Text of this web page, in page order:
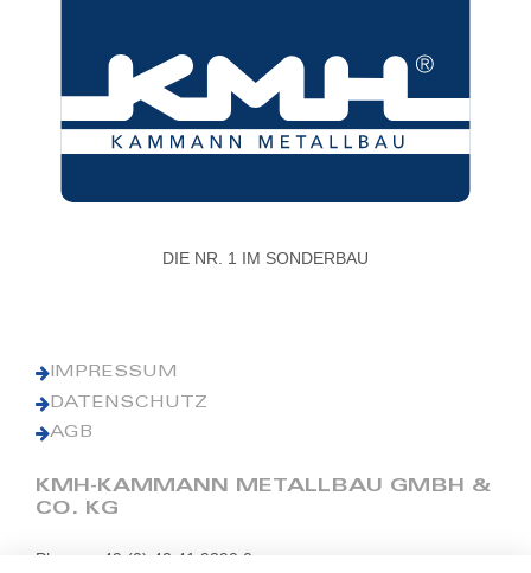
DIE NR. 1 IM SONDERBAU
IMPRESSUM
DATENSCHUTZ
AGB
KMH-KAMMANN METALLBAU GMBH &
CO. KG
Phone: +49 (0) 42 41 9390 0